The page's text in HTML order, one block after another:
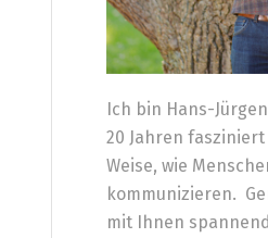
Ich bin Hans-
20 Jahren
Weise, wie
kommunizieren.
mit Ihnen